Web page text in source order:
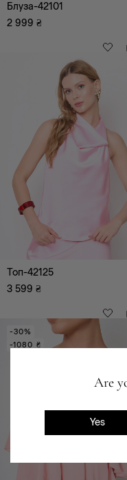
Are
Yes
Блуза-42101
2 999 ₴
Топ-42125
3 599 ₴
-30%
-1080 ₴